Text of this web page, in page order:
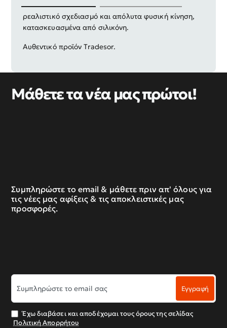
Τεχνητά δολώματα σε σχήμα σκουληκιού με
ρεαλιστικό σχεδιασμό και απόλυτα φυσική κίνηση,
κατασκευασμένα από σιλικόνη.
Αυθεντικό προϊόν Tradesor.
Μάθετε τα νέα μας πρώτοι!
Συμπληρώστε το email & μάθετε πριν απ' όλους για
τις νέες μας αφίξεις & τις αποκλειστικές μας
προσφορές.
Συμπληρώστε
το
email
σας
Εγγραφή
Έχω διαβάσει και αποδέχομαι τους όρους της σελίδας
Πολιτική Απορρήτου